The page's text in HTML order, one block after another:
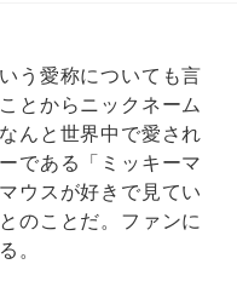
う愛称についても言
とからニックネーム
んと世界中で愛され
である「ミッキーマ
ウスが好きで見てい
のことだ。ファンに
。